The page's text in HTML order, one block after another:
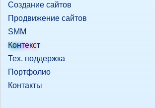
Создание сайтов
Продвижение сайтов
SMM
Контекст
Тех. поддержка
Портфолио
Контакты